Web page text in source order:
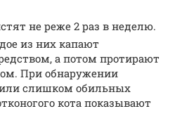
не реже 2 раз в неделю.
из них капают
а потом протирают
При обнаружении
слишком обильных
кота показывают